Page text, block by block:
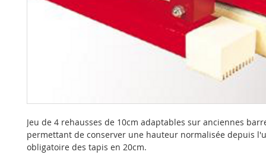
Jeu de 4 rehausses de 10cm adaptables sur anciennes
permettant de conserver une hauteur normalisée depuis
obligatoire des tapis en 20cm.